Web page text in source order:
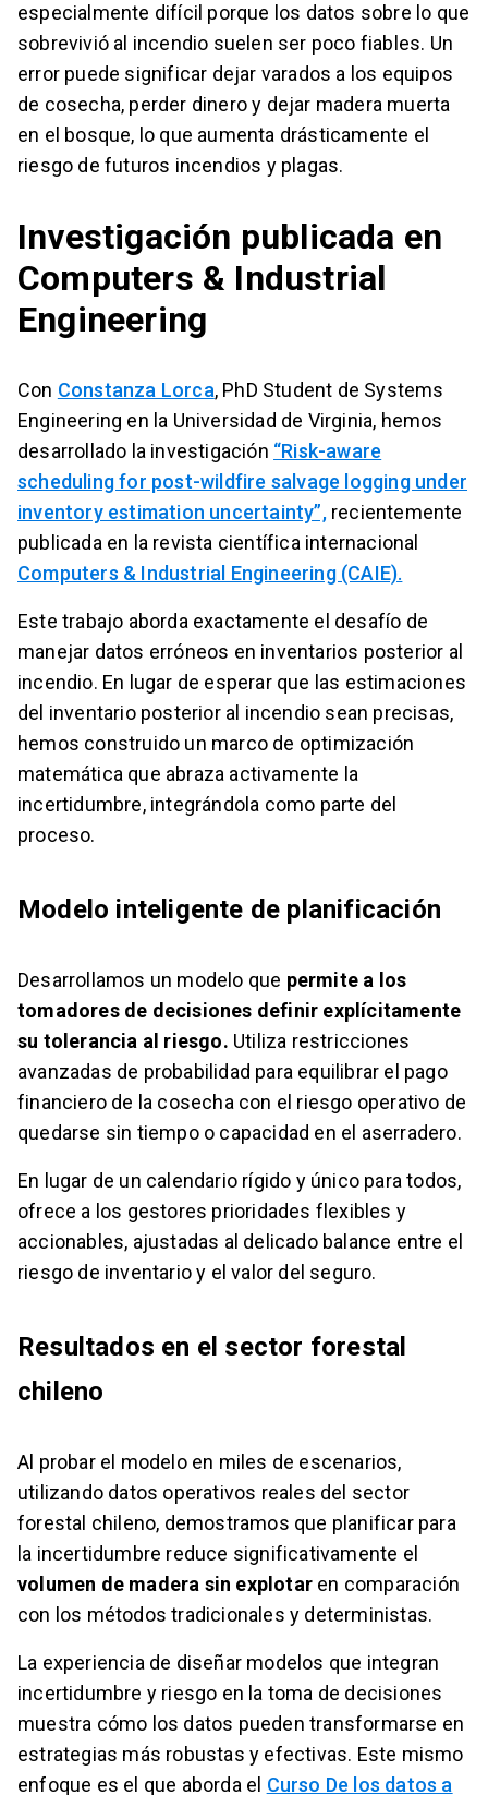
especialmente difícil porque los datos sobre lo que
sobrevivió al incendio suelen ser poco fiables. Un
error puede significar dejar varados a los equipos
de cosecha, perder dinero y dejar madera muerta
en el bosque, lo que aumenta drásticamente el
riesgo de futuros incendios y plagas.
Investigación publicada en
Computers & Industrial
Engineering
Con Constanza Lorca, PhD Student de Systems
Engineering en la Universidad de Virginia, hemos
desarrollado la investigación “Risk-aware
scheduling for post-wildfire salvage logging under
inventory estimation uncertainty”,recientemente
publicada en la revista científica internacional
Computers & Industrial Engineering (CAIE).
Este trabajo aborda exactamente el desafío de
manejar datos erróneos en inventarios posterior al
incendio. En lugar de esperar que las estimaciones
del inventario posterior al incendio sean precisas,
hemos construido un marco de optimización
matemática que abraza activamente la
incertidumbre, integrándola como parte del
proceso.
Modelo inteligente de planificación
Desarrollamos un modelo que permite a los
tomadores de decisiones definir explícitamente
su tolerancia al riesgo. Utiliza restricciones
avanzadas de probabilidad para equilibrar el pago
financiero de la cosecha con el riesgo operativo de
quedarse sin tiempo o capacidad en el aserradero.
En lugar de un calendario rígido y único para todos,
ofrece a los gestores prioridades flexibles y
accionables, ajustadas al delicado balance entre el
riesgo de inventario y el valor del seguro.
Resultados en el sector forestal
chileno
Al probar el modelo en miles de escenarios,
utilizando datos operativos reales del sector
forestal chileno, demostramos que planificar para
la incertidumbre reduce significativamente el
volumen de madera sin explotar en comparación
con los métodos tradicionales y deterministas.
La experiencia de diseñar modelos que integran
incertidumbre y riesgo en la toma de decisiones
muestra cómo los datos pueden transformarse en
estrategias más robustas y efectivas. Este mismo
enfoque es el que aborda el Curso De los datos a